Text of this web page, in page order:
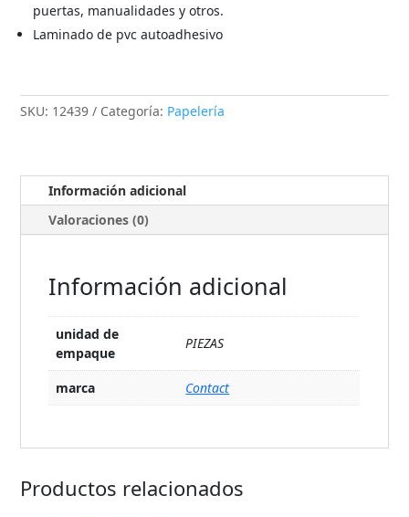
puertas, manualidades y otros.
Laminado de pvc autoadhesivo
SKU: 12439 Categoría: Papelería
Información adicional
Valoraciones (0)
Información adicional
unidad de
empaque
PIEZAS
marca Contact
Productos relacionados